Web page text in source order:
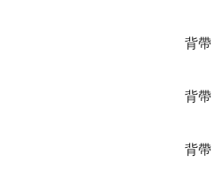
背帶
背帶
背帶